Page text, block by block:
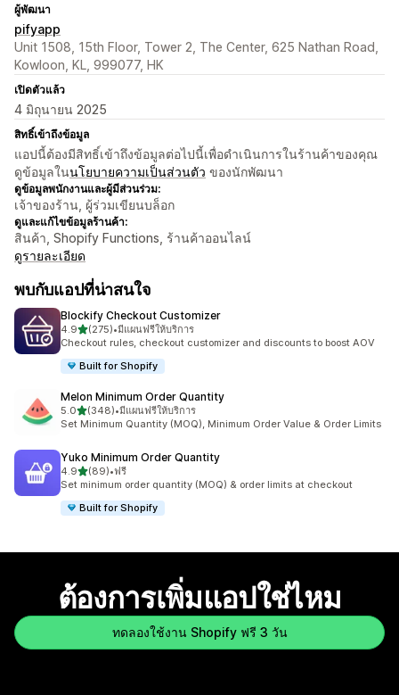
ผู้พัฒนา
pifyapp
Unit 1508, 15th Floor, Tower 2, The Center, 625 Nathan Road,
Kowloon, KL, 999077, HK
เปิดตัวแล้ว
4 มิถุนายน 2025
สิทธิ์เข้าถึงข้อมูล
แอปนี้ต้องมีสิทธิ์เข้าถึงข้อมูลต่อไปนี้เพื่อดำเนินการในร้านค้าของคุณ
ดูข้อมูลในนโยบายความเป็นส่วนตัว ของนักพัฒนา
ดูข้อมูลพนักงานและผู้มีส่วนร่วม:
เจ้าของร้าน, ผู้ร่วมเขียนบล็อก
ดูและแก้ไขข้อมูลร้านค้า:
สินค้า, Shopify Functions, ร้านค้าออนไลน์
ดูรายละเอียด
พบกับแอปที่น่าสนใจ
Blockify Checkout Customizer
4.9เต็ม 5 ดาว
(275)
ทั้งหมด 275 รีวิว
•มีแผนฟรีให้บริการ
Checkout rules, checkout customizer and discounts to boost AOV
Built for Shopify
Melon Minimum Order Quantity
5.0เต็ม 5 ดาว
(348)
ทั้งหมด 348 รีวิว
•มีแผนฟรีให้บริการ
Set Minimum Quantity (MOQ), Minimum Order Value & Order Limits
Yuko Minimum Order Quantity
4.9เต็ม 5 ดาว
(89)
ทั้งหมด 89 รีวิว
•ฟรี
Set minimum order quantity (MOQ) & order limits at checkout
Built for Shopify
ต้องการเพิ่มแอปใช่ไหม
ทดลองใช้งาน Shopify ฟรี 3 วัน